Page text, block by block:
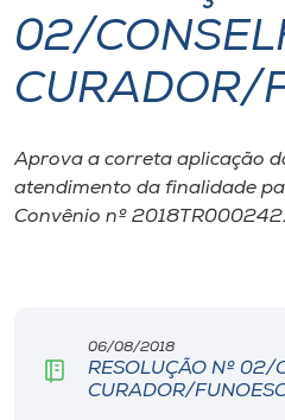
I.nova
Cultura
Editora
02/
CURADOR/
Aprova a correta aplicação
atendimento da finalidade
Convênio nº 2018TR000242.
06/08/2018
RESOLUÇÃO Nº 02/
CURADOR/